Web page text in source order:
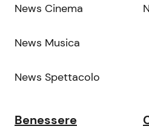
News Cinema
News Musica
News Spettacolo
Benessere